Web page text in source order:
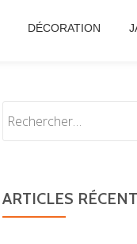
DÉCORATION
ARTICLES